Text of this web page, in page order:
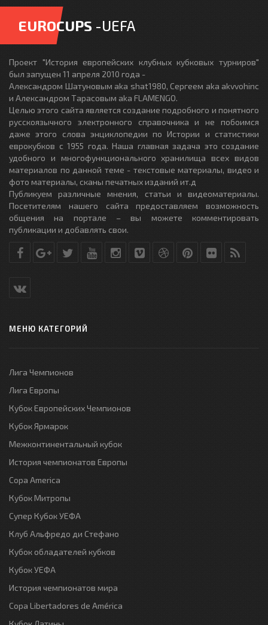
EUROCUPS -UEFA
Проект "История европейских клубных кубковых турниров"
был запущен 11 апреля 2010 года -
Александром Шатуновым aka shat1980, Сергеем aka akvvohinc
и Александром Тарасовым aka FLAMENGO.
Целью этого сайта является создание подробного и понятного
русскоязычного электронного справочника и не побоимся
даже этого слова энциклопедии по Истории и статистики
еврокубков с 1955 года. Наша главная задача это создание
удобного и многофункционального хранилища всех видов
материалов по данной теме - текстовые материалы, видео и
фото материалы, сканы печатных изданий ит.д
Публикуем различные мнения, статьи и видеоматериалы.
Посетителям нашего сайта предоставляем возможность
общения на портале – вы можете комментировать
публикации и добавлять свои.
МЕНЮ КАТЕГОРИЙ
Лига Чемпионов
Лига Европы
Кубок Европейских Чемпионов
Кубок Ярмарок
Межконтинентальный кубок
История чемпионатов Европы
Copa America
Кубок Митропы
Супер Кубок УЕФА
Клуб Альфредо ди Стефано
Кубок обладателей кубков
Кубок УЕФА
История чемпионатов мира
Copa Libertadores de América